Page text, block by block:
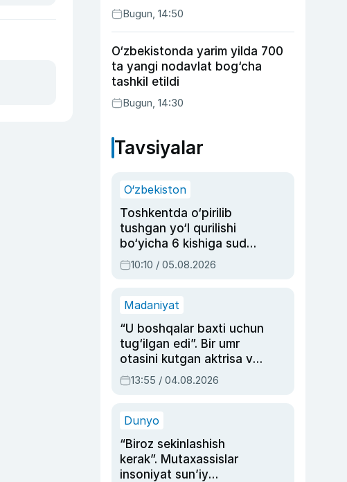
haqida ko‘pchilik bilmaydigan
faktlar
Bugun, 14:50
O‘zbekistonda yarim yilda 700
ta yangi nodavlat bog‘cha
tashkil etildi
Bugun, 14:30
Tavsiyalar
O‘zbekiston
Toshkentda o‘pirilib
tushgan yo‘l qurilishi
bo‘yicha 6 kishiga sud
hukmi o‘qildi
10:10 / 05.08.2026
Madaniyat
“U boshqalar baxti uchun
tug‘ilgan edi”. Bir umr
otasini kutgan aktrisa va
dublyaj ustasi Rimma
Ahmedovaning
13:55 / 04.08.2026
Dunyo
“Biroz sekinlashish
kerak”. Mutaxassislar
insoniyat sun’iy